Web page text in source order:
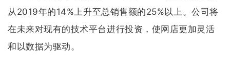
从2019年的14%上升至总销售额的25%以上。公司将
在未来对现有的技术平台进行投资，使网店更加灵活
和以数据为驱动。